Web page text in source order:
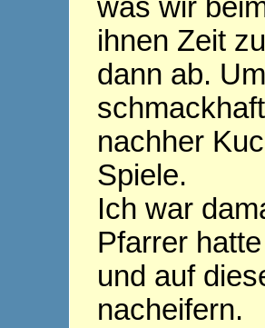
was wir
ihnen Zeit
dann ab.
nachher
Spiele.
Ich war
Pfarrer
und auf
nacheifern.